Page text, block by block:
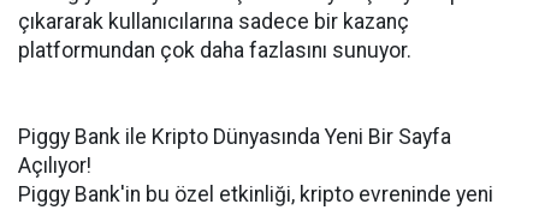
çıkararak kullanıcılarına sadece bir kazanç
platformundan çok daha fazlasını sunuyor.
Piggy Bank ile Kripto Dünyasında Yeni Bir Sayfa
Açılıyor!
Piggy Bank'in bu özel etkinliği, kripto evreninde yeni